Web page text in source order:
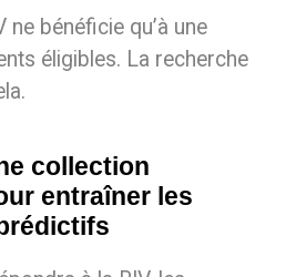
ne bénéficie qu’à une
éligibles. La recherche
collection
entraîner les